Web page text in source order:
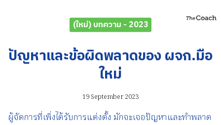
(ใหม่) บทความ - 2023
ปัญหาและข้อผิดพลาดของ ผจก.มือ
ใหม่
19 September 2023
ผู้จัดการที่เพิ่งได้รับการแต่งตั้ง มักจะเจอปัญหาและทำพลาด